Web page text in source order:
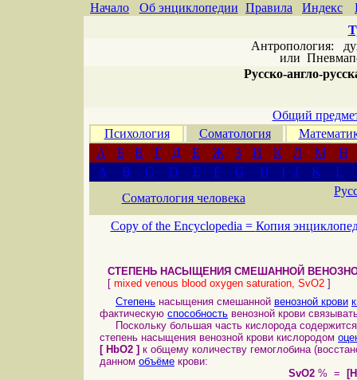
Начало Об энциклопедии Правила Индекс
Антропология:
или
Русско-англо-
Общий
Психология
Соматология
А
Б В Г Д Е Ж З И К Л М
Н
A
B C D E F G H I J K
L
Соматология человека
Copy of the Encyclopedia = Копия
СТЕПЕНЬ НАСЫЩЕНИЯ СМЕШАННОЙ
[ mixed venous blood oxygen saturation, SvO2 ]
Степень насыщения смешанной венозной крови
фактическую способность венозной крови
Поскольку большая часть кислорода
степень насыщения венозной крови кислородом
[ HbO2 ] к общему количеству гемоглобина
данном объёме крови:
SvO2 % =